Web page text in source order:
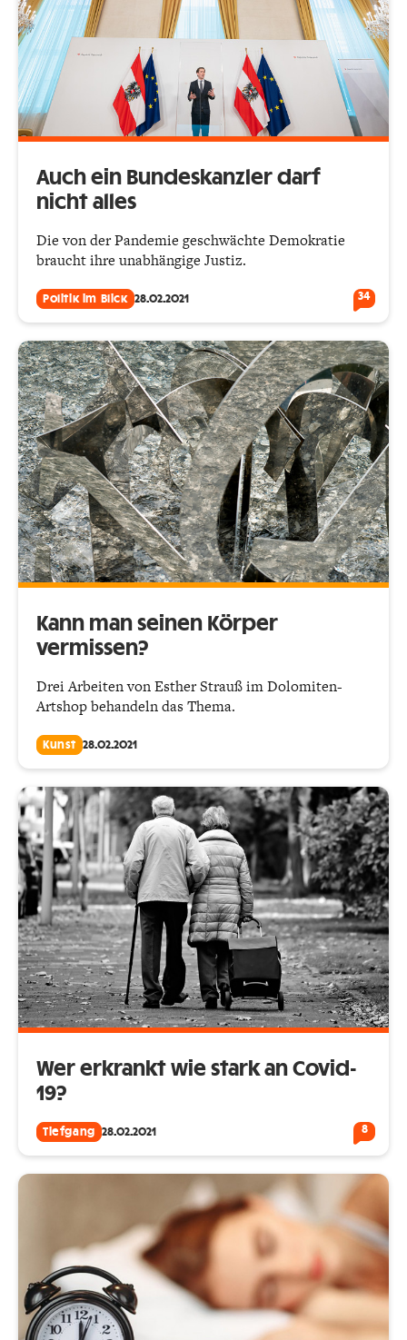
Auch ein Bundeskanzler darf
nicht alles
Die von der Pandemie geschwächte Demokratie
braucht ihre unabhängige Justiz.
Politik im Blick 28.02.2021 34
Kann man seinen Körper
vermissen?
Drei Arbeiten von Esther Strauß im Dolomiten-
Artshop behandeln das Thema.
Kunst 28.02.2021
Wer erkrankt wie stark an Covid-
19?
Tiefgang 28.02.2021 8